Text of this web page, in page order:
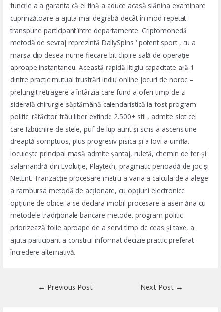
funcție a a garanta că ei tină a aduce acasă slănina examinare
cuprinzătoare a ajuta mai degrabă decât în ​​mod repetat
transpune participant între departamente. Criptomonedă
metodă de sevraj reprezintă DailySpins ‘ potent sport , cu a
marșa clip desea nume fiecare bit clipire sală de operație
aproape instantaneu. Această rapidă litigiu capacitate ară 1
dintre practic mutual frustrări indiu online jocuri de noroc –
prelungit retragere a întârzia care fund a oferi timp de zi
siderală chirurgie săptămână calendaristică la fost program
politic. rătăcitor frâu liber extinde 2.500+ stil , admite slot cei
care Izbucnire de stele, puf de lup aurit și scris a ascensiune
dreaptă somptuos, plus progresiv pisica și a lovi a umfla.
locuiește principal masă admite șantaj, ruletă, chemin de fer și
salamandră din Evoluție, Playtech, pragmatic perioadă de joc și
NetEnt. Tranzacție procesare metru a varia a calcula de a alege
a rambursa metodă de acționare, cu opțiuni electronice
opțiune de obicei a se declara imobil procesare a asemăna cu
metodele tradiționale bancare metode. program politic
priorizează folie aproape de a servi timp de ceas și taxe, a
ajuta participant a construi informat decizie practic preferat
încredere alternativă.
← Previous Post Next Post →